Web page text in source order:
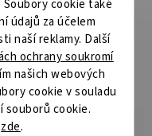
cookie také
údajů za účelem
naší reklamy. Další
ochrany soukromí
našich webových
cookie v souladu
souborů cookie.
zde.
Vlasec Vám
– výrazná fluo žlutá a
0,148mm/1,88kg;
3,49kg;